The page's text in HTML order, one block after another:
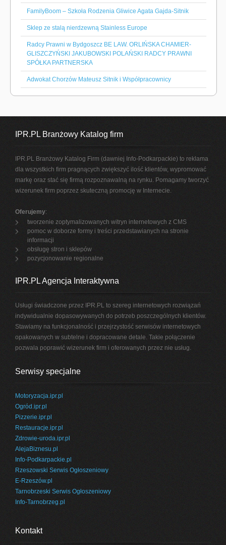
FamilyBoom – Szkoła Rodzenia Gliwice Agata Gajda-Sitnik
Sklep ze stalą nierdzewną Stainless Europe
Radcy Prawni w Bydgoszcz BE LAW. ORLIŃSKA CHAMIER-
GLISZCZYŃSKI JAKUBOWSKI POLAŃSKI RADCY PRAWNI
SPÓŁKA PARTNERSKA
Adwokat Chorzów Mateusz Sitnik i Współpracownicy
IPR.PL Branżowy Katalog firm
IPR.PL Branżowy Katalog Firm (dawniej Info-Podkarpackie) to reklama
dla wszystkich firm pragnących zwiększyć ilość klientów, wypromować
markę oraz stać się firmą rozpoznawalną na rynku. Pomagamy tworzyć
wizerunek firm poprzez skuteczną promocję w Internecie.
Oferujemy:
tworzenie zoptymalizowanych witryn internetowych z CMS
pomoc w doborze formy i treści przedstawianych na stronie
informacji
obsługę stron i sklepów
pozycjonowanie regionalne
IPR.PL Agencja Interaktywna
Usługi świadczone przez IPR.PL to szereg internetowych rozwiązań
indywidualnie dopasowywanych do potrzeb poszczególnych klientów.
Stawiamy na funkcjonalność i przejrzystość serwisów internetowych
opakowanych w subtelne i dopracowane detale. Takie połączenie
pozwala poprawić wizerunek firm i oferowanych przez nie usług.
Serwisy specjalne
Motoryzacja.ipr.pl
Ogród.ipr.pl
Pizzerie.ipr.pl
Restauracje.ipr.pl
Zdrowie-uroda.ipr.pl
AlejaBiznesu.pl
Info-Podkarpackie.pl
Rzeszowski Serwis Ogłoszeniowy
E-Rzeszów.pl
Tarnobrzeski Serwis Ogłoszeniowy
Info-Tarnobrzeg.pl
Kontakt